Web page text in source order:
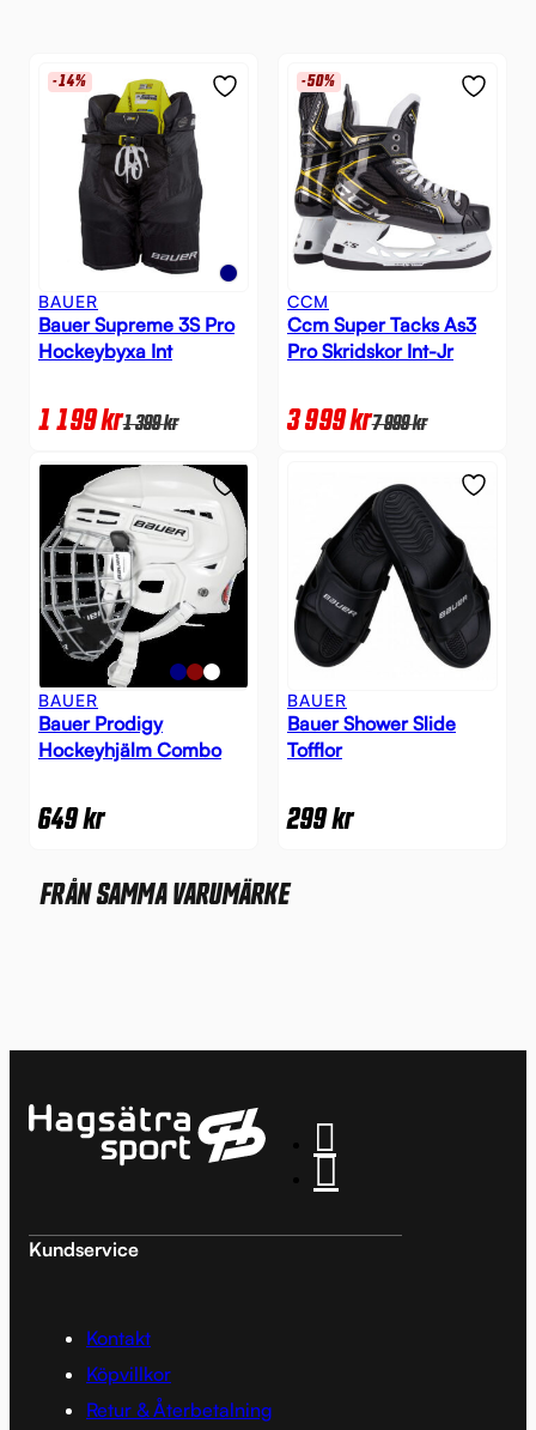
-14%
BAUER
Bauer Supreme 3S Pro
Hockeybyxa Int
1 199kr1 399kr
-50%
CCM
Ccm Super Tacks As3
Pro Skridskor Int-Jr
3 999kr7 999kr
BAUER
Bauer Prodigy
Hockeyhjälm Combo
649kr
BAUER
Bauer Shower Slide
Tofflor
299kr
FRÅN SAMMA VARUMÄRKE
Kundservice
Kontakt
Köpvillkor
Retur & Återbetalning